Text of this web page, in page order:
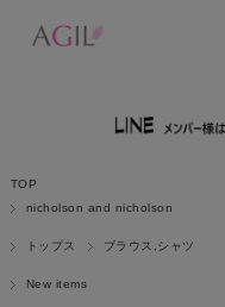
TOP
nicholson and nicholson
トップス ブラウス,シャツ
New items